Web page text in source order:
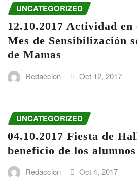
UNCATEGORIZED
12.10.2017 Actividad
Mes de Sensibilización
de Mamas
Redaccion Oct 12, 2017
UNCATEGORIZED
04.10.2017 Fiesta de
beneficio de los
Redaccion Oct 4, 2017